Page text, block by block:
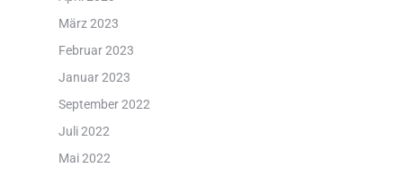
März 2023
Februar 2023
Januar 2023
September 2022
Juli 2022
Mai 2022